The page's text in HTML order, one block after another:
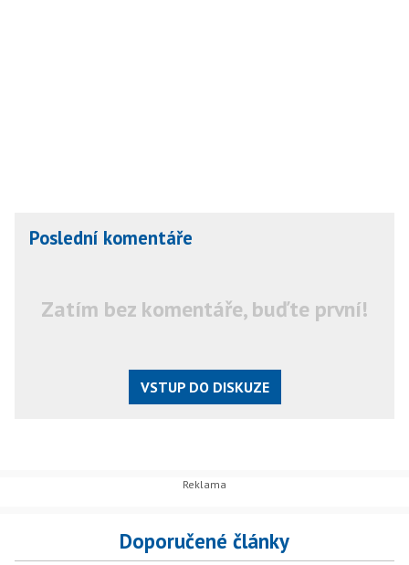
Poslední komentáře
Zatím bez komentáře, buďte první!
VSTUP DO DISKUZE
Doporučené články